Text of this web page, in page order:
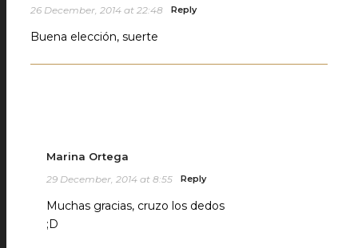
26 December, 2014 at 22:48 Reply
Buena elección, suerte
Marina Ortega
29 December, 2014 at 8:55 Reply
Muchas gracias, cruzo los dedos
;D